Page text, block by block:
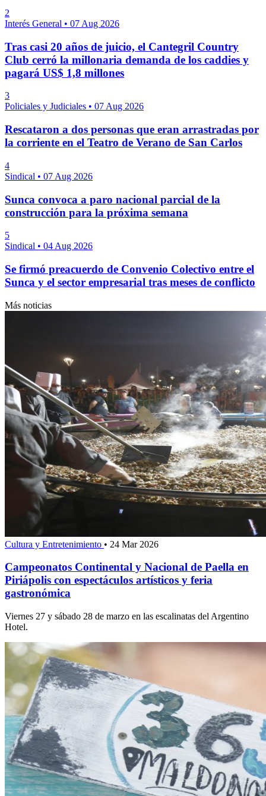
2
Interés General • 07 Aug 2026
Tras casi 20 años de juicio, el Cantegril Country
Club cerró la millonaria demanda de los caddies y
pagará US$ 1,8 millones
3
Policiales y Judiciales • 07 Aug 2026
Rescataron a dos personas que eran arrastradas por
la corriente en el Teatro de Verano de San Carlos
4
Sindical • 07 Aug 2026
Sunca convoca a paro nacional parcial de la
construcción para la próxima semana
5
Sindical • 04 Aug 2026
Se firmó preacuerdo de Convenio Colectivo entre el
Sunca y el sector empresarial tras meses de conflicto
Más noticias
Cultura y Entretenimiento • 24 Mar 2026
Campeonatos Continental y Nacional de Paella en
Piriápolis con espectáculos artísticos y feria
gastronómica
Viernes 27 y sábado 28 de marzo en las escalinatas del Argentino
Hotel.